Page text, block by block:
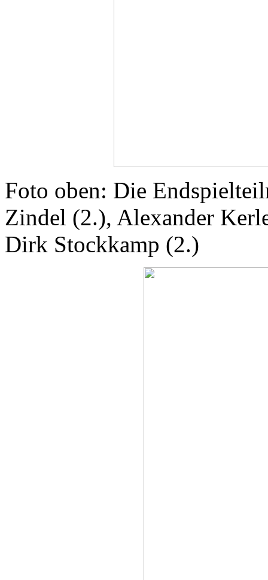
Foto oben: Die
Zindel (2.), Alexander
Dirk Stockkamp (2.)